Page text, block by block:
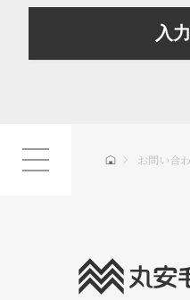
お問い合